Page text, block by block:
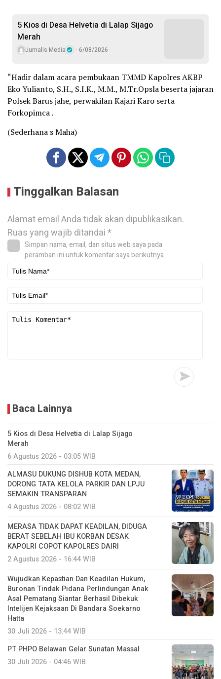
5 Kios di Desa Helvetia di Lalap Sijago
Merah
Jurnalis Media 6/08/2026
“Hadir dalam acara pembukaan TMMD Kapolres AKBP
Eko Yulianto, S.H., S.I.K., M.M., M.Tr.Opsla beserta jajaran
Polsek Barus jahe, perwakilan Kajari Karo serta
Forkopimca .
(Sederhana s Maha)
Tinggalkan Balasan
Alamat email Anda tidak akan dipublikasikan.
Ruas yang wajib ditandai*
Simpan nama, email, dan situs web saya pada
peramban ini untuk komentar saya berikutnya.
Baca Lainnya
5 Kios di Desa Helvetia di Lalap Sijago
Merah
6 Agustus 2026 - 03:05 WIB
ALMASU DUKUNG DISHUB KOTA MEDAN,
DORONG TATA KELOLA PARKIR DAN LPJU
SEMAKIN TRANSPARAN
4 Agustus 2026 - 08:02 WIB
MERASA TIDAK DAPAT KEADILAN, DIDUGA
BERAT SEBELAH IBU KORBAN DESAK
KAPOLRI COPOT KAPOLRES DAIRI
2 Agustus 2026 - 16:44 WIB
Wujudkan Kepastian Dan Keadilan Hukum,
Buronan Tindak Pidana Perlindungan Anak
Asal Pematang Siantar Berhasil Dibekuk
Intelijen Kejaksaan Di Bandara Soekarno
Hatta
30 Juli 2026 - 13:44 WIB
PT PHPO Belawan Gelar Sunatan Massal
30 Juli 2026 - 04:46 WIB